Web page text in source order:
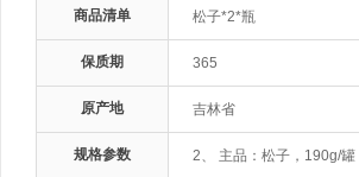
商品清单 松子*2*瓶
保质期 365
原产地 吉林省
规格参数 2、 主品：松子，190g/罐